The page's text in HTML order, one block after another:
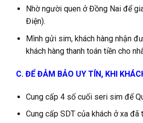
Nhờ người quen ở Đồng Nai để
Điện).
Mình gửi sim, khách hàng nhận
khách hàng thanh toán tiền cho
C. ĐỂ ĐẢM BẢO UY TÍN, KHI
Cung cấp 4 số cuối seri sim để
Cung cấp SDT của khách ở xa